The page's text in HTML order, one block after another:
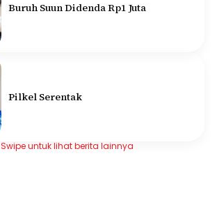
Buruh Suun Didenda Rp1 Juta
Pilkel Serentak
Swipe untuk lihat berita lainnya